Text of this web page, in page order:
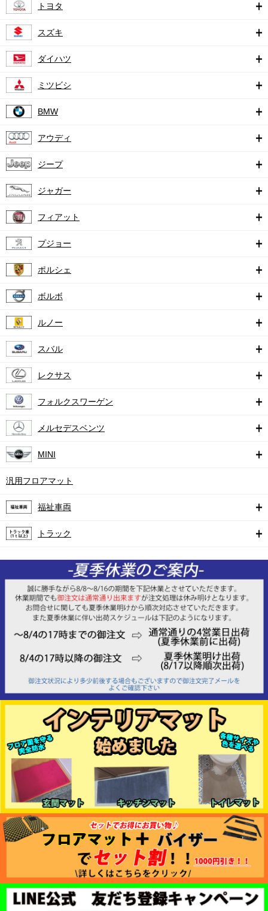
トヨタ
スズキ
ダイハツ
ミツビシ
BMW
アウディ
ジープ
ジャガー
フィアット
プジョー
ポルシェ
ボルボ
ルノー
スバル
レクサス
フォルクスワーゲン
メルセデスベンツ
MINI
汎用フロアマット
福祉車両
トラック